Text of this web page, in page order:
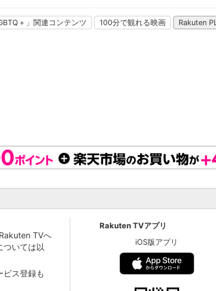
＋」関連コンテンツ 100分で観れる映画 Rakuten
TVへ
ついては以
ス登録も
Rakuten TVアプリ
iOS版アプリ